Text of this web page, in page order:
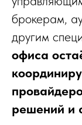
брокерам,
другим
офиса
решений и